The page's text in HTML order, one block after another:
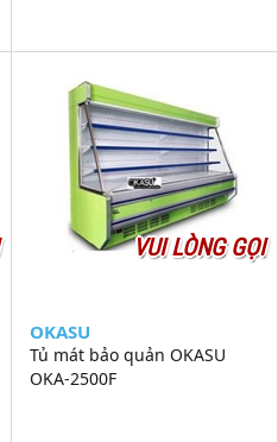
VUI LÒNG GỌI
OKASU
Tủ mát bảo quản OKASU
OKA-2500F